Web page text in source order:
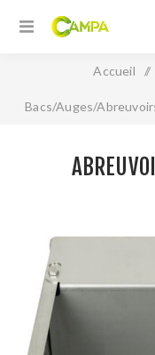
Accueil /
Bacs/Auges/